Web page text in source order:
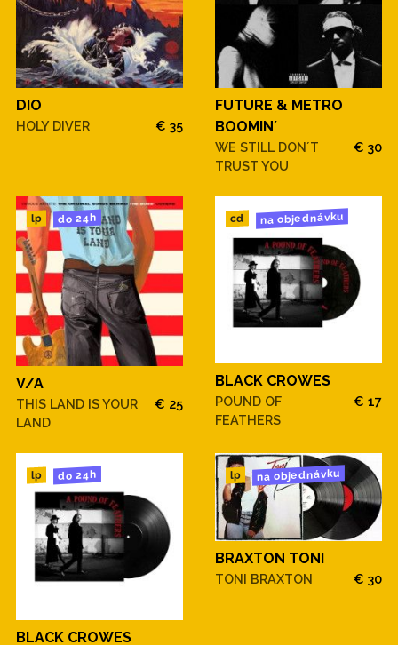
DIO
HOLY DIVER € 35
FUTURE & METRO
BOOMIN´
WE STILL DON´T
TRUST YOU
€ 30
lp do 24h
V/A
THIS LAND IS YOUR
LAND
€ 25
cd na objednávku
BLACK CROWES
POUND OF
FEATHERS
€ 17
lp do 24h
BLACK CROWES
lp na objednávku
BRAXTON TONI
TONI BRAXTON € 30